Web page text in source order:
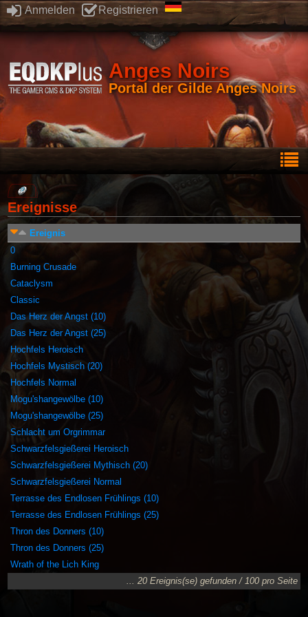
Anmelden Registrieren
Anges Noirs
Portal der Gilde Anges Noirs
Ereignisse
Ereignis
0
Burning Crusade
Cataclysm
Classic
Das Herz der Angst (10)
Das Herz der Angst (25)
Hochfels Heroisch
Hochfels Mystisch (20)
Hochfels Normal
Mogu'shangewölbe (10)
Mogu'shangewölbe (25)
Schlacht um Orgrimmar
Schwarzfelsgießerei Heroisch
Schwarzfelsgießerei Mythisch (20)
Schwarzfelsgießerei Normal
Terrasse des Endlosen Frühlings (10)
Terrasse des Endlosen Frühlings (25)
Thron des Donners (10)
Thron des Donners (25)
Wrath of the Lich King
... 20 Ereignis(se) gefunden / 100 pro Seite